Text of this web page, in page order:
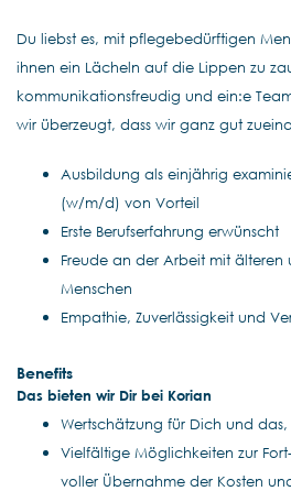
Du liebst es, mit pflegebedürftigen
ihnen ein Lächeln auf die Lippen zu
kommunikationsfreudig und ein:e
wir überzeugt, dass wir ganz gut
Ausbildung als einjährig
(w/m/d) von Vorteil
Erste Berufserfahrung erwünscht
Freude an der Arbeit mit
Menschen
Empathie, Zuverlässigkeit und
Benefits
Das bieten wir Dir bei Korian
Wertschätzung für Dich und
Vielfältige Möglichkeiten zur
voller Übernahme der Kosten